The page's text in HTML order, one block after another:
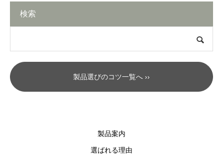
検索
製品選びのコツ一覧へ ››
製品案内
選ばれる理由